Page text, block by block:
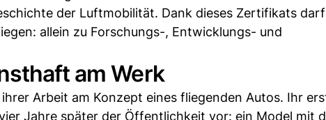
der Luftmobilität. Dank dieses Zertifikats
allein zu Forschungs-, Entwicklungs- und
am Werk
Arbeit am Konzept eines fliegenden Autos. Ihr
Jahre später der Öffentlichkeit vor: ein Model mit